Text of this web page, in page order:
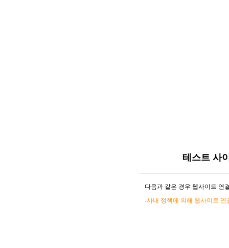
테스트 사
다음과 같은 경우 웹사이트 연
-사내 정책에 의해 웹사이트